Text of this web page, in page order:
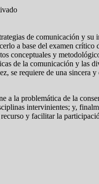
de comunicación y su
a base del examen crítico
conceptuales y
de la comunicación y las
se requiere de una sincera
a la problemática de la
intervinientes; y,
y facilitar la